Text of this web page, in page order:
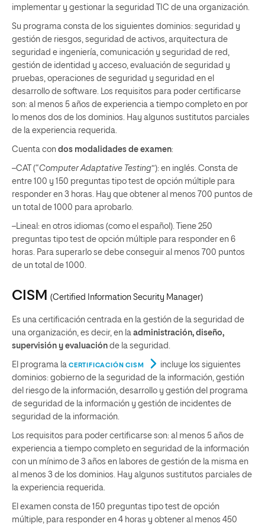
implementar y gestionar la seguridad TIC de una organización.
Su programa consta de los siguientes dominios: seguridad y
gestión de riesgos, seguridad de activos, arquitectura de
seguridad e ingeniería, comunicación y seguridad de red,
gestión de identidad y acceso, evaluación de seguridad y
pruebas, operaciones de seguridad y seguridad en el
desarrollo de software. Los requisitos para poder certificarse
son: al menos 5 años de experiencia a tiempo completo en por
lo menos dos de los dominios. Hay algunos sustitutos parciales
de la experiencia requerida.
Cuenta con dos modalidades de examen:
–CAT (“Computer Adaptative Testing”): en inglés. Consta de
entre 100 y 150 preguntas tipo test de opción múltiple para
responder en 3 horas. Hay que obtener al menos 700 puntos de
un total de 1000 para aprobarlo.
–Lineal: en otros idiomas (como el español). Tiene 250
preguntas tipo test de opción múltiple para responder en 6
horas. Para superarlo se debe conseguir al menos 700 puntos
de un total de 1000.
CISM (Certified Information Security Manager)
Es una certificación centrada en la gestión de la seguridad de
una organización, es decir, en la administración, diseño,
supervisión y evaluación de la seguridad.
El programa la CERTIFICACIÓN CISM
incluye los siguientes
dominios: gobierno de la seguridad de la información, gestión
del riesgo de la información, desarrollo y gestión del programa
de seguridad de la información y gestión de incidentes de
seguridad de la información.
Los requisitos para poder certificarse son: al menos 5 años de
experiencia a tiempo completo en seguridad de la información
con un mínimo de 3 años en labores de gestión de la misma en
al menos 3 de los dominios. Hay algunos sustitutos parciales de
la experiencia requerida.
El examen consta de 150 preguntas tipo test de opción
múltiple, para responder en 4 horas y obtener al menos 450